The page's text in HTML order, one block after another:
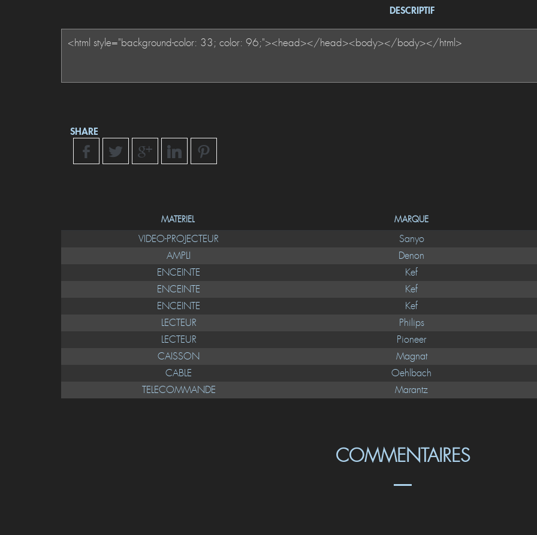
DESCRIPTIF
SHARE
MATERIEL MARQUE
VIDEO-PROJECTEUR Sanyo
AMPLI
Denon
ENCEINTE
Kef
ENCEINTE
Kef
ENCEINTE
Kef
LECTEUR
Philips
LECTEUR
Pioneer
CAISSON
Magnat
CABLE
Oehlbach
TELECOMMANDE
Marantz
COMMENTAIRES